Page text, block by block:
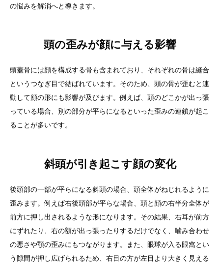
の悩みを解消へと導きます。
頭の歪みが顔に与える影響
頭蓋骨には顔を構成する骨も含まれており、それぞれの骨は縫合
というつなぎ目で結ばれています。そのため、頭の骨が歪むと連
動して顔の形にも影響が及びます。例えば、頭のどこかが出っ張
っている場合、別の部分が平らになるといった歪みの連鎖が起こ
ることが多いです。
斜頭が引き起こす顔の変化
後頭部の一部が平らになる斜頭の場合、頭全体がねじれるように
歪みます。例えば右後頭部が平らな場合、頭と顔の右半分全体が
前方に押し出されるような形になります。その結果、右耳が前方
にずれたり、右の額が出っ張ったりするだけでなく、噛み合わせ
の悪さや顎の歪みにもつながります。また、眼球が入る眼窩とい
う隙間が押し広げられるため、右目の方が左目より大きく見える